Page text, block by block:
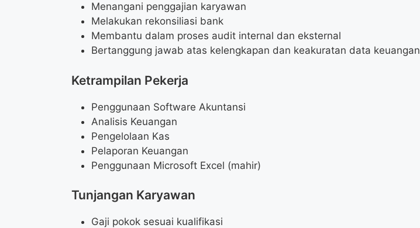
Menangani penggajian karyawan
Melakukan rekonsiliasi bank
Membantu dalam proses audit internal dan eksternal
Bertanggung jawab atas kelengkapan dan keakuratan data keuangan
Ketrampilan Pekerja
Penggunaan Software Akuntansi
Analisis Keuangan
Pengelolaan Kas
Pelaporan Keuangan
Penggunaan Microsoft Excel (mahir)
Tunjangan Karyawan
Gaji pokok sesuai kualifikasi